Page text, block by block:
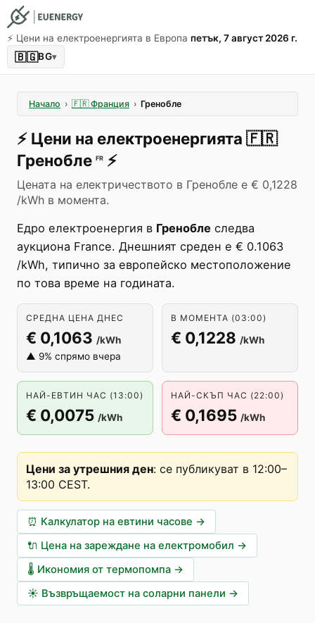
⚡️ Цени на електроенергията в Европа петък, 7 август 2026 г.
🇧🇬BG▾
Начало › 🇫🇷 Франция › Гренобле
⚡️ Цени на електроенергията 🇫🇷
Гренобле FR ⚡️
Цената на електричеството в Гренобле е € 0,1228
/kWh в момента.
Едро електроенергия в Гренобле следва
аукциона France. Днешният среден е € 0.1063
/kWh, типично за европейско местоположение
по това време на годината.
СРЕДНА ЦЕНА ДНЕС
€ 0,1063 /kWh
▲ 9% спрямо вчера
В МОМЕНТА (03:00)
€ 0,1228 /kWh
НАЙ-ЕВТИН ЧАС (13:00)
€ 0,0075 /kWh
НАЙ-СКЪП ЧАС (22:00)
€ 0,1695 /kWh
Цени за утрешния ден: се публикуват в 12:00–
13:00 CEST.
⏰ Калкулатор на евтини часове →
🔌 Цена на зареждане на електромобил →
🌡️ Икономия от термопомпа →
☀️ Възвръщаемост на соларни панели →